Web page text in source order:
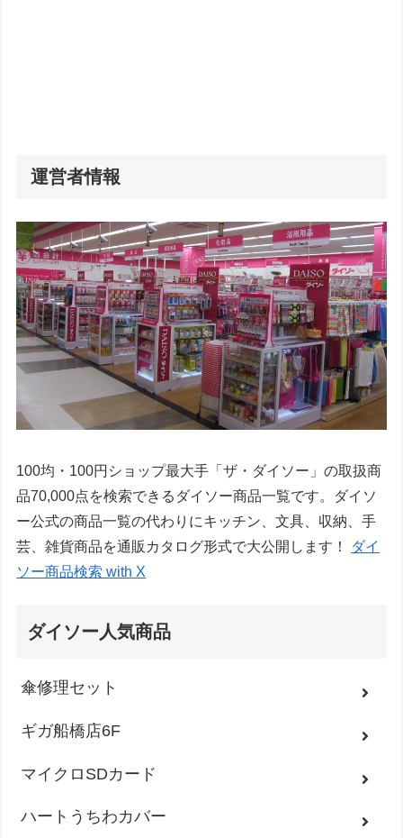
運営者情報
100均・100円ショップ最大手「ザ・ダイソー」の取扱商
品70,000点を検索できるダイソー商品一覧です。ダイソ
ー公式の商品一覧の代わりにキッチン、文具、収納、手
芸、雑貨商品を通販カタログ形式で大公開します！
ダイ
ソー商品検索 with X
ダイソー人気商品
傘修理セット
ギガ船橋店6F
マイクロSDカード
ハートうちわカバー